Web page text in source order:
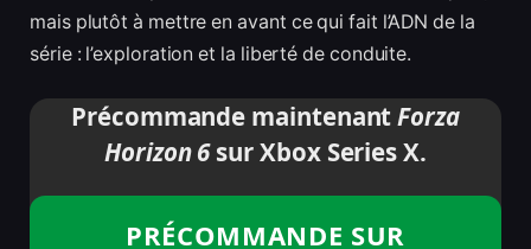
mais plutôt à mettre en avant ce qui fait l’ADN de la
série : l’exploration et la liberté de conduite.
Précommande maintenantForza
Horizon 6sur Xbox Series X.
PRÉCOMMANDE SUR